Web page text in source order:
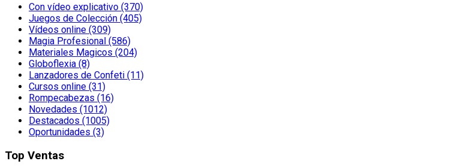
Con vídeo explicativo (370)
Juegos de Colección (405)
Vídeos online (309)
Magia Profesional (586)
Materiales Magicos (204)
Globoflexia (8)
Lanzadores de Confeti (11)
Cursos online (31)
Rompecabezas (16)
Novedades (1012)
Destacados (1005)
Oportunidades (3)
Top Ventas